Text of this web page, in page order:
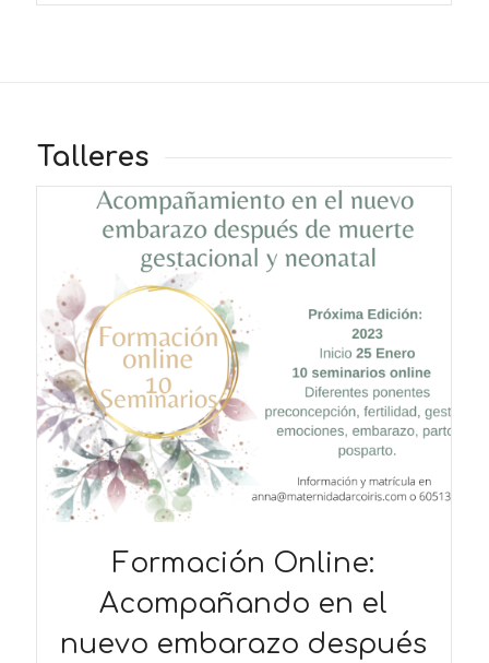
Talleres
Formación Online:
Acompañando en el
nuevo embarazo después